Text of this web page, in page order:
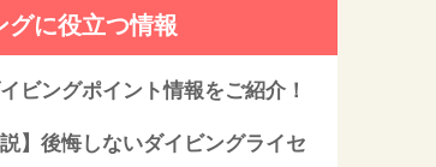
グに役立つ情報
ビングポイント情報をご紹介！
説】後悔しないダイビングライセ